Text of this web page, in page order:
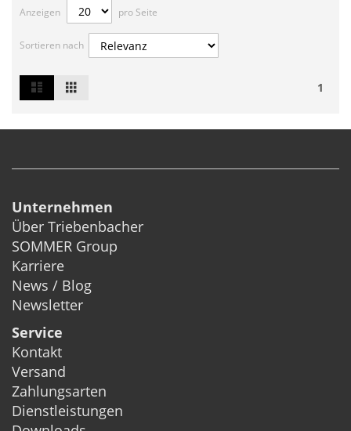
Anzeigen pro Seite
Sortieren nach
1
Ansicht
Unternehmen
Über Triebenbacher
SOMMER Group
Karriere
News / Blog
Newsletter
Service
Kontakt
Versand
Zahlungsarten
Dienstleistungen